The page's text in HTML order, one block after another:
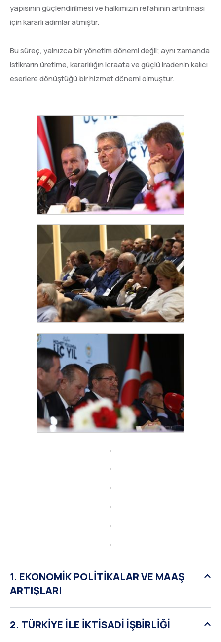
yapısının güçlendirilmesi ve halkımızın refahının artırılması
için kararlı adımlar atmıştır.
Bu süreç, yalnızca bir yönetim dönemi değil; aynı zamanda
istikrarın üretime, kararlılığın icraata ve güçlü iradenin kalıcı
eserlere dönüştüğü bir hizmet dönemi olmuştur.
1. EKONOMİK POLİTİKALAR VE MAAŞ
ARTIŞLARI
2. TÜRKİYE İLE İKTİSADİ İŞBİRLİĞİ